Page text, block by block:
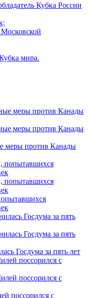
Кубка России
мира.
меры против Канады
Госдума за пять лет
поссорился с